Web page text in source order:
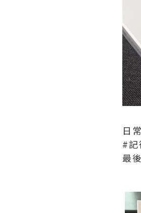
日
#記
最